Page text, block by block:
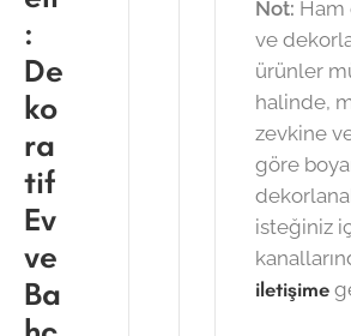
:
De
ko
ra
tif
Ev
ve
Ba
Not: Ham
ve
ürünler
halinde,
zevkine
göre
isteğiniz
iletişime